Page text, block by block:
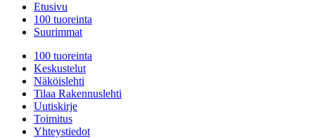
Etusivu
100 tuoreinta
Suurimmat
100 tuoreinta
Keskustelut
Näköislehti
Tilaa Rakennuslehti
Uutiskirje
Toimitus
Yhteystiedot